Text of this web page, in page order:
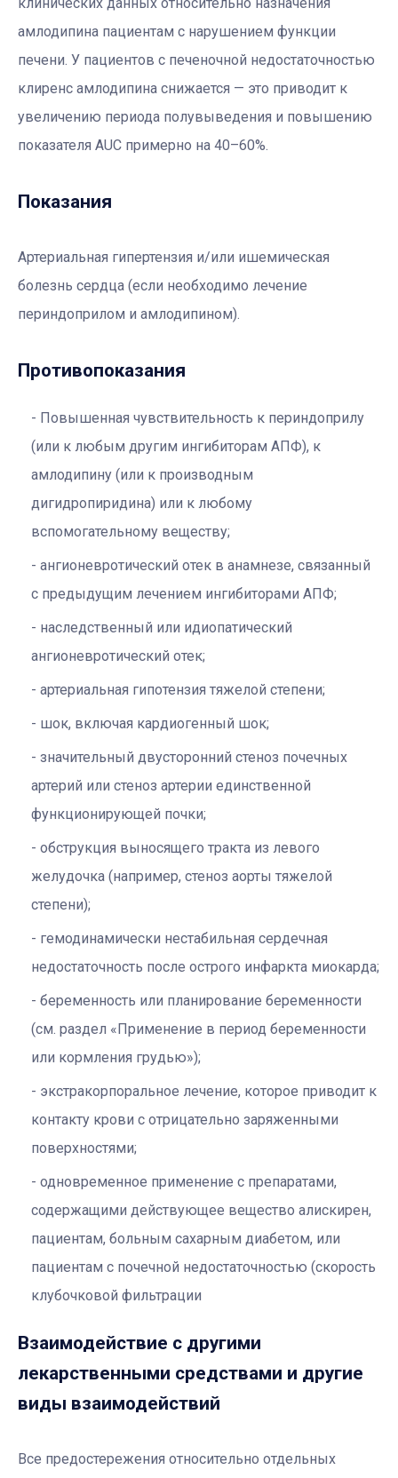
амлодипина пациентам с нарушением функции
печени. У пациентов с печеночной недостаточностью
клиренс амлодипина снижается — это приводит к
увеличению периода полувыведения и повышению
показателя AUC примерно на 40–60%.
Показания
Артериальная гипертензия и/или ишемическая
болезнь сердца (если необходимо лечение
периндоприлом и амлодипином).
Противопоказания
Повышенная чувствительность к периндоприлу
(или к любым другим ингибиторам АПФ), к
амлодипину (или к производным
дигидропиридина) или к любому
вспомогательному веществу;
ангионевротический отек в анамнезе, связанный
с предыдущим лечением ингибиторами АПФ;
наследственный или идиопатический
ангионевротический отек;
артериальная гипотензия тяжелой степени;
шок, включая кардиогенный шок;
значительный двусторонний стеноз почечных
артерий или стеноз артерии единственной
функционирующей почки;
обструкция выносящего тракта из левого
желудочка (например, стеноз аорты тяжелой
степени);
гемодинамически нестабильная сердечная
недостаточность после острого инфаркта миокарда;
беременность или планирование беременности
(см. раздел «Применение в период беременности
или кормления грудью»);
экстракорпоральное лечение, которое приводит к
контакту крови с отрицательно заряженными
поверхностями;
одновременное применение с препаратами,
содержащими действующее вещество алискирен,
пациентам, больным сахарным диабетом, или
пациентам с почечной недостаточностью (скорость
клубочковой фильтрации
Взаимодействие с другими
лекарственными средствами и другие
виды взаимодействий
Все предостережения относительно отдельных